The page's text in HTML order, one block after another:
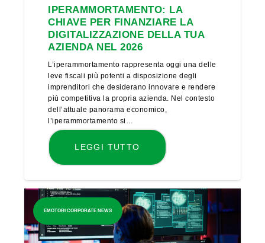
IPERAMMORTAMENTO: LA
CHIAVE PER FINANZIARE LA
DIGITALIZZAZIONE DELLA TUA
AZIENDA NEL 2026
L’iperammortamento rappresenta oggi una delle
leve fiscali più potenti a disposizione degli
imprenditori che desiderano innovare e rendere
più competitiva la propria azienda. Nel contesto
dell’attuale panorama economico,
l’iperammortamento si…
LEGGI TUTTO
EMOTORI CORPORATE NEWS